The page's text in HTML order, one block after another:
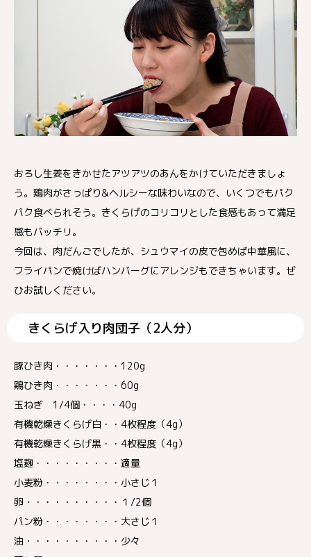
おろし生姜をきかせたアツアツのあんをかけていただきましょ
う。鶏肉がさっぱり&ヘルシーな味わいなので、いくつでもパク
パク食べられそう。きくらげのコリコリとした食感もあって満足
感もバッチリ。
今回は、肉だんごでしたが、シュウマイの皮で包めば中華風に、
フライパンで焼けばハンバーグにアレンジもできちゃいます。ぜ
ひお試しください。
きくらげ入り肉団子（2人分）
豚ひき肉・・・・・・・120g
鶏ひき肉・・・・・・・60g
玉ねぎ 1/4個・・・・40g
有機乾燥きくらげ白・・4枚程度（4g）
有機乾燥きくらげ黒・・4枚程度（4g）
塩麹・・・・・・・・・適量
小麦粉・・・・・・・・小さじ１
卵・・・・・・・・・・１/2個
パン粉・・・・・・・・大さじ１
油・・・・・・・・・・少々